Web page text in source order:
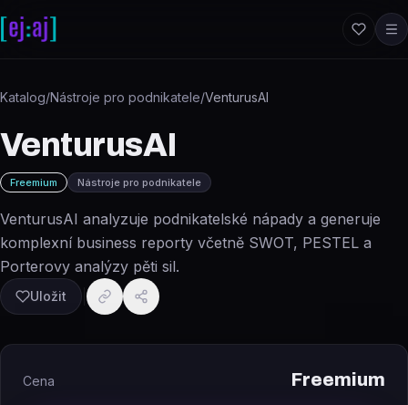
Katalog/Nástroje pro podnikatele/VenturusAI
VenturusAI
Freemium Nástroje pro podnikatele
VenturusAI analyzuje podnikatelské nápady a generuje
komplexní business reporty včetně SWOT, PESTEL a
Porterovy analýzy pěti sil.
Uložit
Cena Freemium